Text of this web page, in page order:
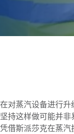
在对蒸汽设备进行升
坚持这样做可能并非
凭借斯派莎克在蒸